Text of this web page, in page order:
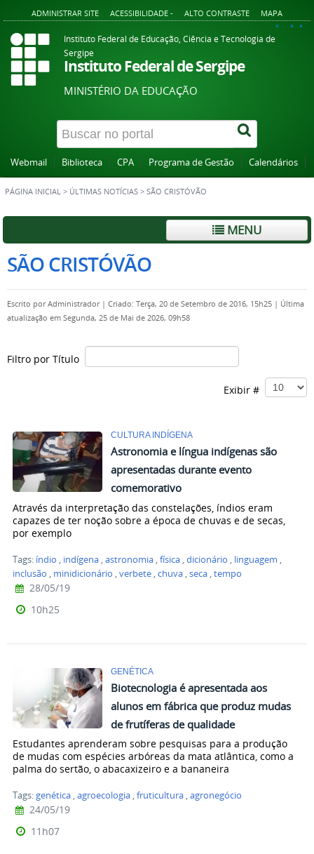
ADMINISTRAR SITE ACESSIBILIDADE - ALTO CONTRASTE MAPA
A+ A A-
Instituto Federal de Educação, Ciência e Tecnologia de
Sergipe
Instituto Federal de Sergipe
MINISTÉRIO DA EDUCAÇÃO
Webmail Biblioteca CPA Programa de Gestão Calendários
PÁGINA INICIAL > ÚLTIMAS NOTÍCIAS > SÃO CRISTÓVÃO
MENU
SÃO CRISTÓVÃO
Escrito porAdministrador | Criado: Terça, 20 de Setembro de 2016, 15h25 | Última
atualização em Segunda, 25 de Mai de 2026, 09h58
Filtro por Título
Exibir #
CULTURA INDÍGENA
Astronomia e língua indígenas são
apresentadas durante evento
comemorativo
Através da interpretação das constelações, índios eram
capazes de ter noção sobre a época de chuvas e de secas,
por exemplo
Tags: índio , indígena ,astronomia ,física ,dicionário , linguagem ,
inclusão , minidicionário ,verbete ,chuva ,seca ,tempo
28/05/19
10h25
GENÉTICA
Biotecnologia é apresentada aos
alunos em fábrica que produz mudas
de frutíferas de qualidade
Estudantes aprenderam sobre pesquisas para a produção
de mudas com espécies arbóreas da mata atlântica, como a
palma do sertão, o abacaxizeiro e a bananeira
Tags:genética,agroecologia,fruticultura,agronegócio
24/05/19
11h07